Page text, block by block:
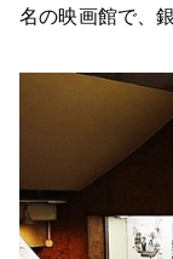
名の映画館で、